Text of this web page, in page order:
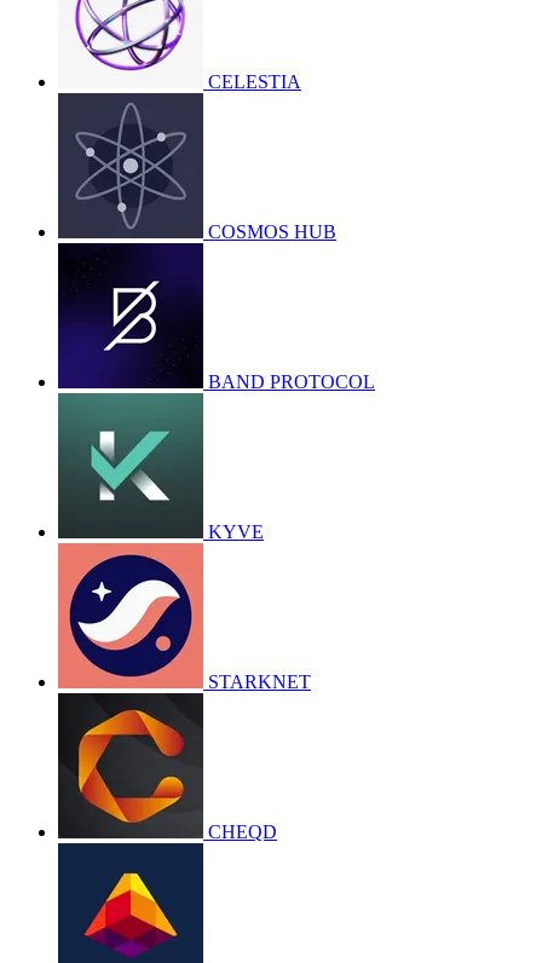
CELESTIA
COSMOS HUB
BAND PROTOCOL
KYVE
STARKNET
CHEQD